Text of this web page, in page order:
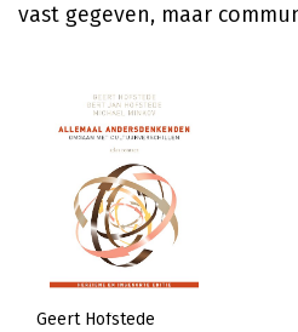
vast gegeven, maar
Geert Hofstede